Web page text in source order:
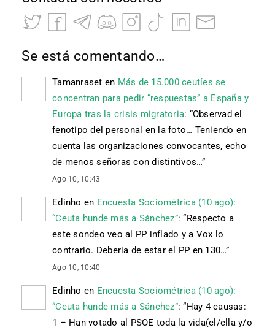
Se está comentando…
Tamanraset en Más de 15.000 ceutíes se
concentran para pedir “respuestas” a España y
Europa tras la crisis migratoria: “Observad el
fenotipo del personal en la foto… Teniendo en
cuenta las organizaciones convocantes, echo
de menos señoras con distintivos…”
Ago 10, 10:43
Edinho en Encuesta Sociométrica (10 ago):
“Ceuta hunde más a Sánchez”: “Respecto a
este sondeo veo al PP inflado y a Vox lo
contrario. Deberia de estar el PP en 130…”
Ago 10, 10:40
Edinho en Encuesta Sociométrica (10 ago):
“Ceuta hunde más a Sánchez”: “Hay 4 causas:
1 – Han votado al PSOE toda la vida(el/ella y/o